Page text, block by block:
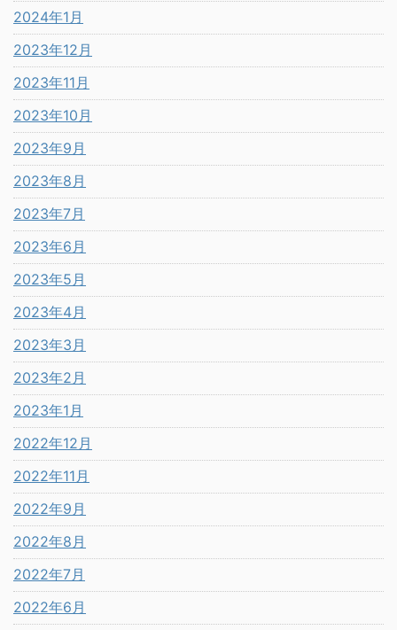
2024年1月
2023年12月
2023年11月
2023年10月
2023年9月
2023年8月
2023年7月
2023年6月
2023年5月
2023年4月
2023年3月
2023年2月
2023年1月
2022年12月
2022年11月
2022年9月
2022年8月
2022年7月
2022年6月